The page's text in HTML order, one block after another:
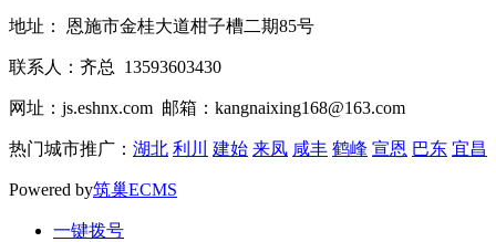
地址： 恩施市金桂大道柑子槽二期85号
联系人：齐总 13593603430
网址：js.eshnx.com 邮箱：kangnaixing168@163.com
热门城市推广： 湖北 利川 建始 来凤 咸丰 鹤峰 宣恩 巴东 宜昌
Powered by筑巢ECMS
一键拨号